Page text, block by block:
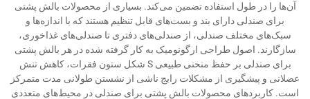
آن‌ها را در طول استفاده تضمین می‌کند. بسیاری از محصولات بالش پشتی
برای صندلی دارای بند و بست‌های قابل تنظیم هستند که با اندازه‌ها و
سبک‌های مختلف صندلی، از صندلی‌های دفتری تا صندلی‌های غذاخوری،
سازگارند. اصول طراحی ارگونومیک به کار گرفته شده در هر بالش پشتی
برای صندلی بر حفظ منحنی طبیعی S شکل ستون فقرات، کاهش تنش
عضلانی و پیشگیری از مشکلات رایج ناشی از نشستن طولانی مدت متمرکز
است. کاربردهای محصولات بالش پشتی برای صندلی در محیط‌های متعددی